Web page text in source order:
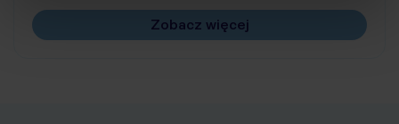
Zobacz więcej